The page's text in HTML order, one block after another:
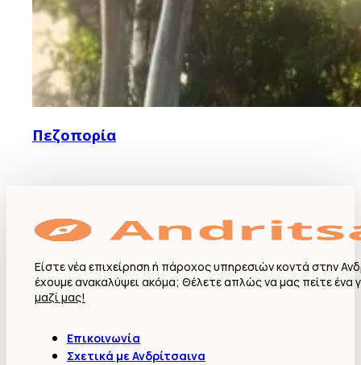
Πεζοπορία
Είστε νέα επιχείρηση ή πάροχος υπηρεσιών κοντά στην
έχουμε ανακαλύψει ακόμα; Θέλετε απλώς να μας πείτε ένα
μαζί μας!
Επικοινωνία
Σχετικά με Ανδρίτσαινα